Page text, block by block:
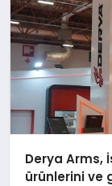
Derya Arms,
ürünlerini ve